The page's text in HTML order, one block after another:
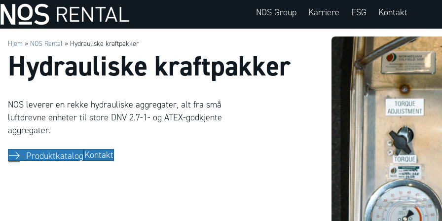
NOS Group Karriere ESG Kontakt
Hjem » NOS Rental » Hydrauliske kraftpakker
Hydrauliske kraftpakker
NOS leverer en rekke hydrauliske aggregater, alt fra små
luftdrevne enheter til store DNV 2.7-1- og ATEX-godkjente
aggregater.
ProduktkatalogKontakt